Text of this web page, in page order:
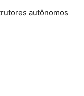
autônomos